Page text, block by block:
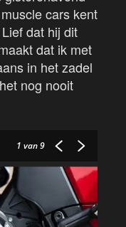
cars kent
Lief dat hij dit
dat ik met
in het zadel
nog nooit
1 van 9